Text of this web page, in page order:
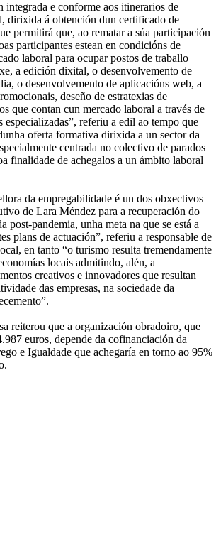
integrada e conforme aos itinerarios de
dirixida á obtención dun certificado de
permitirá que, ao rematar a súa participación
participantes estean en condicións de
laboral para ocupar postos de traballo
a edición dixital, o desenvolvemento de
o desenvolvemento de aplicacións web, a
deseño de estratexias de
que contan cun mercado laboral a través de
especializadas”, referiu a edil ao tempo que
oferta formativa dirixida a un sector da
centrada no colectivo de parados
finalidade de achegalos a un ámbito laboral
da empregabilidade é un dos obxectivos
de Lara Méndez para a recuperación do
post-pandemia, unha meta na que se está a
plans de actuación”, referiu a responsable de
en tanto “o turismo resulta tremendamente
locais admitindo, alén, a
creativos e innovadores que resultan
das empresas, na sociedade da
reiterou que a organización obradoiro, que
euros, depende da cofinanciación da
e Igualdade que achegaría en torno ao 95%